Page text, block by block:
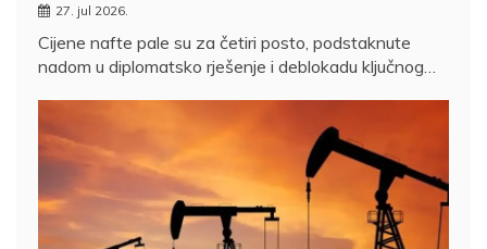
27. jul 2026.
Cijene nafte pale su za četiri posto, podstaknute
nadom u diplomatsko rješenje i deblokadu ključnog…